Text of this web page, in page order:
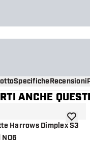
SpecificheRecensioni
ANCHE
dei desideri
Harrows Dimplex S3
NO6